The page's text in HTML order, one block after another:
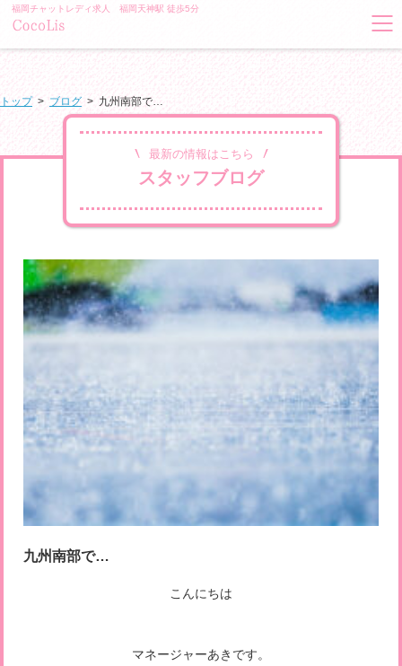
福岡チャットレディ求人 福岡天神駅 徒歩5分
トップ> ブログ > 九州南部で…
最新の情報はこちら
スタッフブログ
九州南部で…
こんにちは
マネージャーあきです。